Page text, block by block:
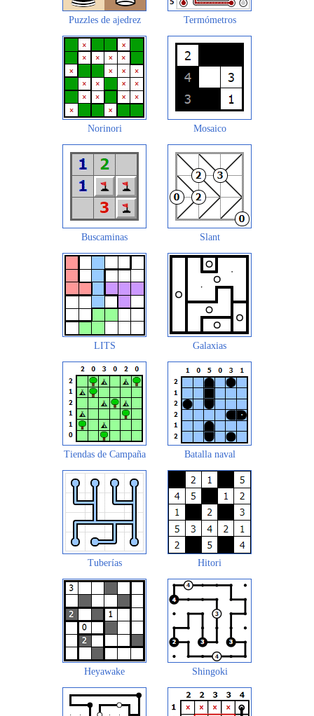
Puzzles de ajedrez Termómetros
Norinori Mosaico
Buscaminas Slant
LITS Galaxias
Tiendas de Campaña Batalla naval
Tuberías Hitori
Heyawake Shingoki